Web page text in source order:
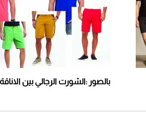
أغلى 10 عطور في العالم
استثنائية
"بوجاتي ميسترال"
مونتيري
2026-07-23
بالصور :الشورت الرجالي بين